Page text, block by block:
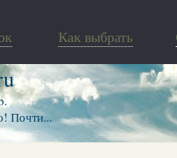
Как выбрать
Почти...